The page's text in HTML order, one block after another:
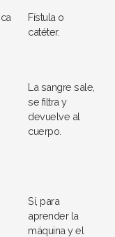
Fístula o
catéter.
La sangre sale,
se filtra y
devuelve al
cuerpo.
Sí, para
aprender la
máquina y el